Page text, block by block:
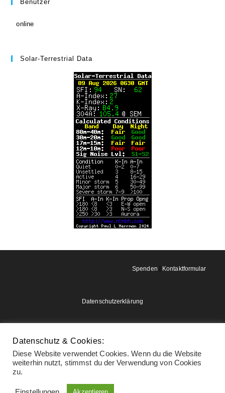
Benutzer
online
Solar-Terrestrial Data
Spenden Kontaktformular
Datenschutzerklärung
Datenschutz & Cookies:
Diese Website verwendet Cookies. Wenn du die Website
weiterhin nutzt, stimmst du der Verwendung von Cookies
zu.